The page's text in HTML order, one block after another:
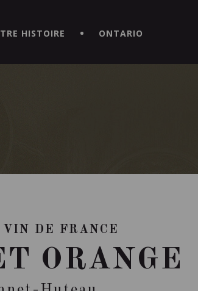
HISTOIRE ONTARIO
VIN DE FRANCE
ORANGE